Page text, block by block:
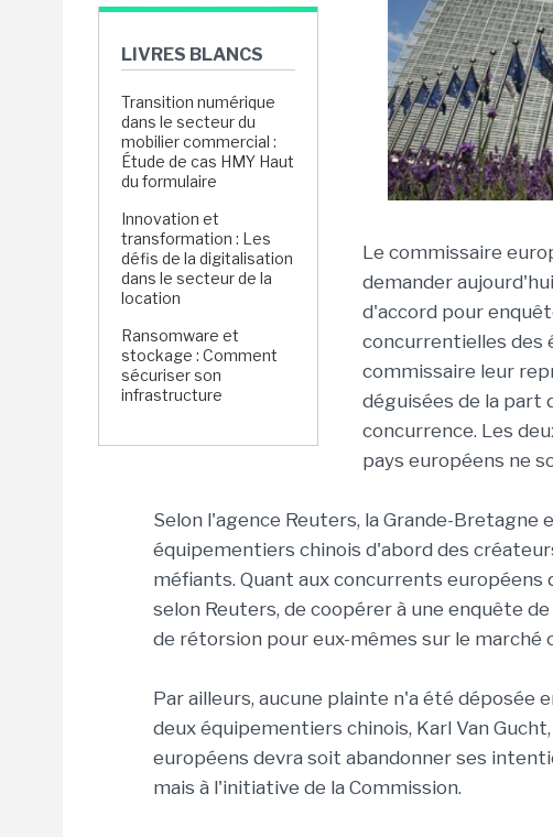
LIVRES BLANCS
Transition numérique
dans le secteur du
mobilier commercial :
Étude de cas HMY Haut
du formulaire
Innovation et
transformation : Les
défis de la digitalisation
dans le secteur de la
location
Ransomware et
stockage : Comment
sécuriser son
infrastructure
Le commissaire
demander
d'accord pour
concurrentielles des
commissaire leur
déguisées de la part
concurrence. Les
pays européens ne
Selon l'agence Reuters, la Grande-Bretagne
équipementiers chinois d'abord des
méfiants. Quant aux concurrents
selon Reuters, de coopérer à une enquête
de rétorsion pour eux-mêmes sur le marché
Par ailleurs, aucune plainte n'a été déposée
deux équipementiers chinois, Karl Van
européens devra soit abandonner ses
mais à l'initiative de la Commission.